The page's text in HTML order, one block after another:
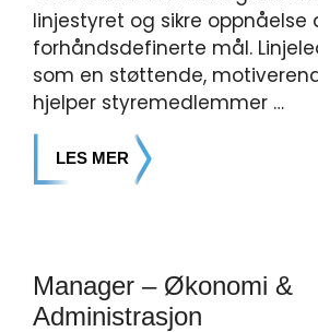
linjestyret og sikre oppnåelse
forhåndsdefinerte mål.
som en støttende,
hjelper styremedlemmer …
LES MER
Manager – Økonomi &
Administrasjon